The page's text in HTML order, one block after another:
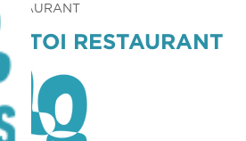
RESTAURANT